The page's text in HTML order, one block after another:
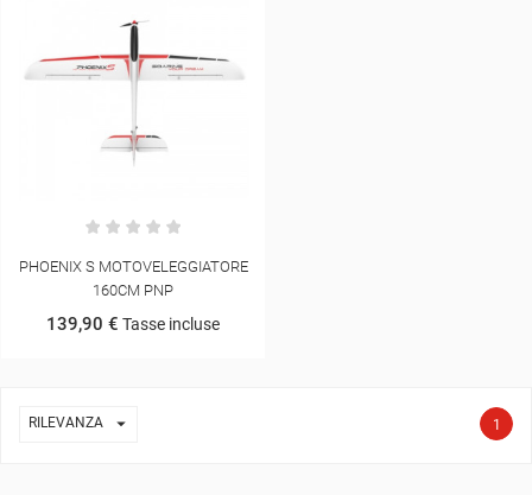
PHOENIX S MOTOVELEGGIATORE
160CM PNP
139,90 € Tasse incluse
RILEVANZA  1